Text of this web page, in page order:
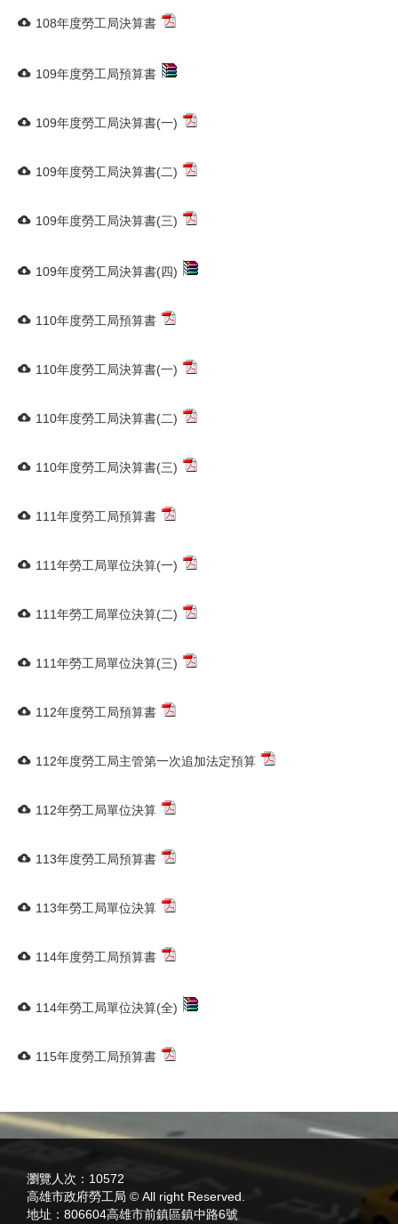
108年度勞工局決算書
109年度勞工局預算書
109年度勞工局決算書(一)
109年度勞工局決算書(二)
109年度勞工局決算書(三)
109年度勞工局決算書(四)
110年度勞工局預算書
110年度勞工局決算書(一)
110年度勞工局決算書(二)
110年度勞工局決算書(三)
111年度勞工局預算書
111年勞工局單位決算(一)
111年勞工局單位決算(二)
111年勞工局單位決算(三)
112年度勞工局預算書
112年度勞工局主管第一次追加法定預算
112年勞工局單位決算
113年度勞工局預算書
113年勞工局單位決算
114年度勞工局預算書
114年勞工局單位決算(全)
115年度勞工局預算書
瀏覽人次： 10572
高雄市政府勞工局 © All right Reserved.
地址： 806604高雄市前鎮區鎮中路6號